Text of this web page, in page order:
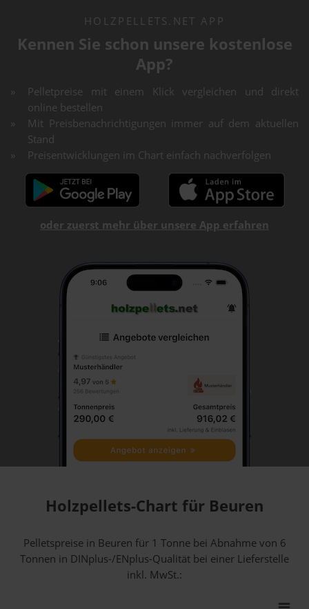
HOLZPELLETS.NET APP
Kennen Sie schon unsere kostenlose
App?
Pelletpreise mit einem Klick vergleichen und direkt
online bestellen
Mit Preisbenachrichtigungen immer auf dem aktuellen
Stand
Preisentwicklungen im Chart einfach nachverfolgen
oder zuerst mehr über unsere App erfahren
Holzpellets-Chart für Beuren
Pelletspreise in Beuren für 1 Tonne bei Abnahmevon 6
Tonnen in DINplus-/ENplus-Qualität bei einer Lieferstelle
inkl. MwSt.: